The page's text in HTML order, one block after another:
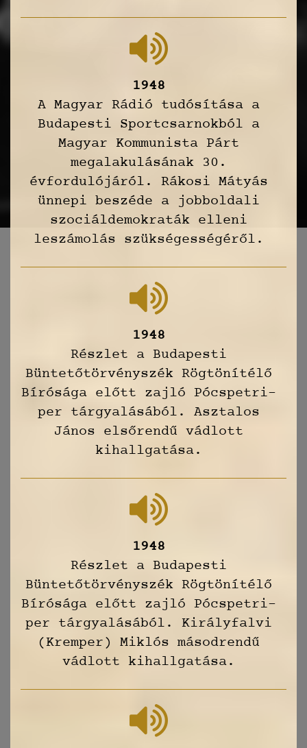
1948
A Magyar Rádió tudósítása a
Budapesti Sportcsarnokból a
Magyar Kommunista Párt
megalakulásának 30.
évfordulójáról. Rákosi Mátyás
ünnepi beszéde a jobboldali
szociáldemokraták elleni
leszámolás szükségességéről.
1948
Részlet a Budapesti
Büntetőtörvényszék Rögtönítélő
Bírósága előtt zajló Pócspetri-
per tárgyalásából. Asztalos
János elsőrendű vádlott
kihallgatása.
1948
Részlet a Budapesti
Büntetőtörvényszék Rögtönítélő
Bírósága előtt zajló Pócspetri-
per tárgyalásából. Királyfalvi
(Kremper) Miklós másodrendű
vádlott kihallgatása.